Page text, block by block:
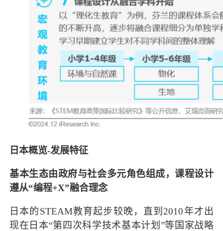
日本概览-发展特征
基本生态由政府与社会多元角色组成，课程设计
遵从“编程+X”融合理念
日本的STEAM教育起步较晚，直到2010年才出
现在日本“第四次科学技术基本计划”等国家战略